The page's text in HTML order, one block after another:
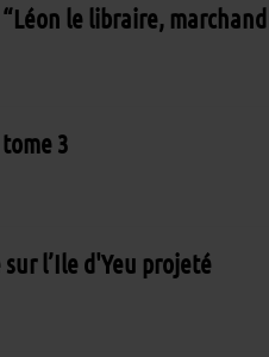
le libraire, marchand
3
l’Ile d'Yeu projeté